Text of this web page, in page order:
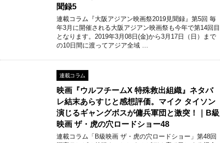
聞録5
連載コラム『大阪アジアン映画祭2019見聞録』第5回 毎
年3月に開催される大阪アジアン映画祭も今年で第14回目
となります。2019年3月08日(金)から3月17日（日）まで
の10日間に渡ってアジア全域 …
連載コラム
映画『ウルフチームX 特殊救出組織』ネタバ
レ結末あらすじと感想評価。マイク タイソン
演じるギャングボスが傭兵軍団と激突！｜B級
映画 ザ・虎の穴ロードショー48
連載コラム「B級映画 ザ・虎の穴ロードショー」第48回